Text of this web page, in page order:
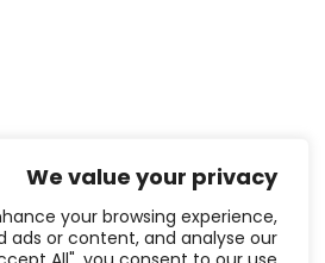
We value your
to enhance your browsing
personalised ads or content, and